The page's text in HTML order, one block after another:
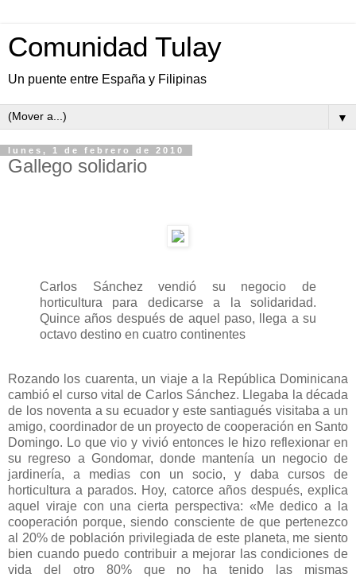
Comunidad Tulay
Un puente entre España y Filipinas
▼
lunes, 1 de febrero de 2010
Gallego solidario
Carlos Sánchez vendió su negocio de
horticultura para dedicarse a la solidaridad.
Quince años después de aquel paso, llega a su
octavo destino en cuatro continentes
Rozando los cuarenta, un viaje a la República Dominicana
cambió el curso vital de Carlos Sánchez. Llegaba la década
de los noventa a su ecuador y este santiagués visitaba a un
amigo, coordinador de un proyecto de cooperación en Santo
Domingo. Lo que vio y vivió entonces le hizo reflexionar en
su regreso a Gondomar, donde mantenía un negocio de
jardinería, a medias con un socio, y daba cursos de
horticultura a parados. Hoy, catorce años después, explica
aquel viraje con una cierta perspectiva: «Me dedico a la
cooperación porque, siendo consciente de que pertenezco
al 20% de población privilegiada de este planeta, me siento
bien cuando puedo contribuir a mejorar las condiciones de
vida del otro 80% que no ha tenido las mismas